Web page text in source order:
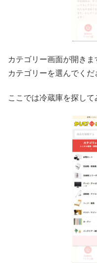
カテゴリー画面が開き
カテゴリーを選んでくだ
ここでは冷蔵庫を探して